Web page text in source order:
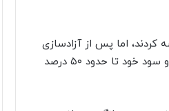
ارز ۷۰ هزار تومانی وارد و عرضه کردند، اما پس از آزادسازی
نرخ ارز و افزایش آن به محدوده ۱۳۰ تا ۱۴۰ هزار تومان، واردکنندگان از محل سرمایه و سود خود تا حدود ۵۰ درصد